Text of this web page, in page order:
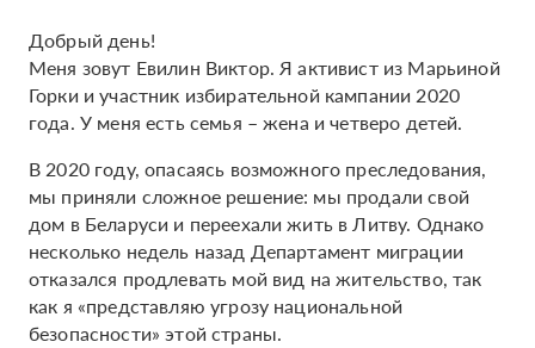
Добрый день!
Меня зовут Евилин Виктор. Я активист из Марьиной
Горки и участник избирательной кампании 2020
года. У меня есть семья – жена и четверо детей.
В 2020 году, опасаясь возможного преследования,
мы приняли сложное решение: мы продали свой
дом в Беларуси и переехали жить в Литву. Однако
несколько недель назад Департамент миграции
отказался продлевать мой вид на жительство, так
как я «представляю угрозу национальной
безопасности» этой страны.